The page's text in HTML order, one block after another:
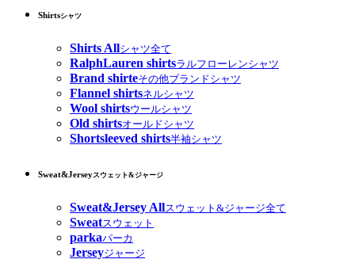
Shirtsシャツ
Shirts Allシャツ全て
RalphLauren shirtsラルフローレンシャツ
Brand shirteその他ブランドシャツ
Flannel shirtsネルシャツ
Wool shirtsウールシャツ
Old shirtsオールドシャツ
Shortsleeved shirts半袖シャツ
Sweat&Jerseyスウェット&ジャージ
Sweat&Jersey Allスウェット&ジャージ全て
Sweatスウェット
parkaパーカ
Jerseyジャージ